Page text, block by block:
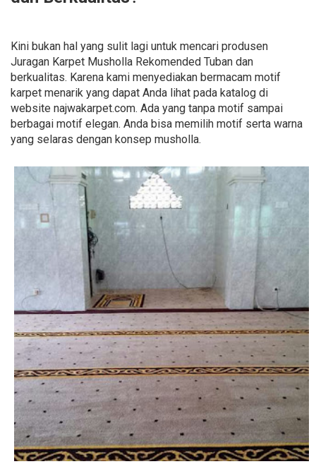
Kini bukan hal yang sulit lagi untuk mencari produsen
Juragan Karpet Musholla Rekomended Tuban dan
berkualitas. Karena kami menyediakan bermacam motif
karpet menarik yang dapat Anda lihat pada katalog di
website najwakarpet.com. Ada yang tanpa motif sampai
berbagai motif elegan. Anda bisa memilih motif serta warna
yang selaras dengan konsep musholla.